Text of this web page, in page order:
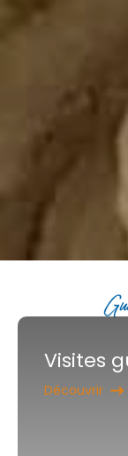
Visites
Découvrir